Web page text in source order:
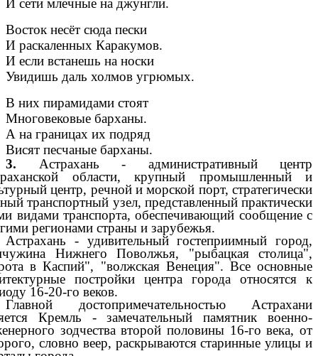
И сети млечные на джунгли.
Восток несёт сюда пески
И раскаленных Каракумов.
И если встанешь на носки
Увидишь даль холмов угрюмых.
В них пирамидами стоят
Многовековые барханы.
А на границах их подряд
Висят песчаные барханы.
3. Астрахань - административный центр
области, крупный промышленный и
центр, речной и морской порт, стратегически
транспортный узел, представленный практически
видами транспорта, обеспечивающий сообщение с
регионами страны и зарубежья.
Астрахань - удивительный гостеприимный город,
Нижнего Поволжья, "рыбацкая столица",
в Каспий", "волжская Венеция". Все основные
постройки центра города относятся к
16-20-го веков.
Главной достопримечательностью Астрахани
Кремль - замечательный памятник военно-
зодчества второй половины 16-го века, от
словно веер, раскрываются старинные улицы и